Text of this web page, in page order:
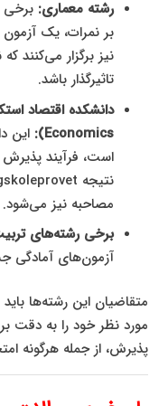
رشته معماری: برخی
نیز برگزار می‌کنند
تاثیرگذار باشد.
Economics):
این
است، فرآیند پذیرش
مصاحبه نیز می‌شود.
برخی رشته‌های
آزمون‌های آمادگی
متقاضیان این رشته‌ها
مورد نظر خود را به دقت
پذیرش، از جمله هرگونه